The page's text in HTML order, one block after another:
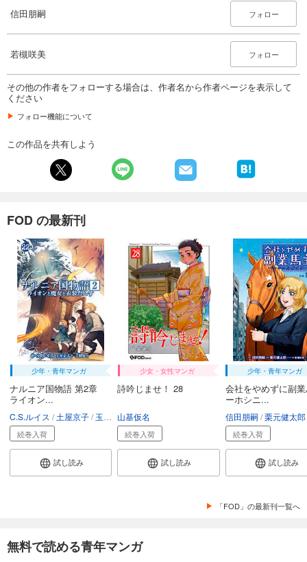
カート
会社をやめて馬主やります！―アキコノユメヲ― 60
あらすじを表示する
試し読み
あらすじを表示する
会社をやめて馬主やります！―アキコノユメヲ― 62
110円 (税込)
カート
試し読み
あらすじを表示する
会社をやめて馬主やります！ ― アキコノユメヲ ― 63
試し読み
会社をやめて馬主やります！ ― アキコノユメヲ ― 64
カート
あらすじを表示する
信田朋嗣 フォロー
若槻咲美 フォロー
その他の作者をフォローする場合は、作者名から作者ページを表示して
ください
フォロー機能について
この作品を共有しよう
FOD の最新刊
少年・青年マンガ
ナルニア国物語 第2章
ライオン...
C.S.ルイス 土屋京子 玉樹庵
続巻入荷
試し読み
少女・女性マンガ
詩吟じませ！ 28
山基仮名
続巻入荷
試し読み
少年・青年マンガ
会社をやめずに副
ーホシニ...
信田朋嗣 栗元健太郎
続巻入荷
試し読み
「FOD」の最新刊一覧へ
無料で読める青年マンガ